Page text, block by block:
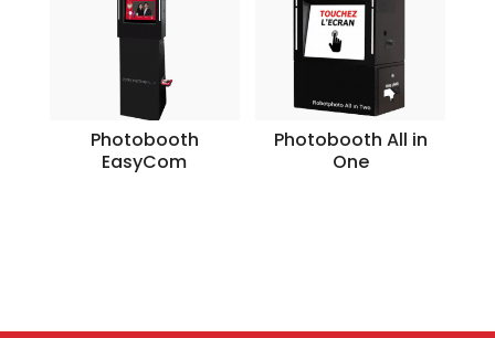
Photobooth
EasyCom
Photobooth All in
One